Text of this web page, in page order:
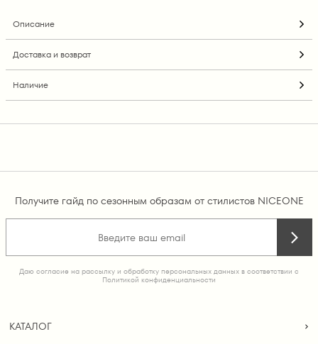
Описание
Доставка и возврат
Наличие
Получите гайд по сезонным образам от стилистов NICEONE
Даю согласие на рассылку и обработку персональных данных в соответствии с
Политикой конфиденциальности
КАТАЛОГ